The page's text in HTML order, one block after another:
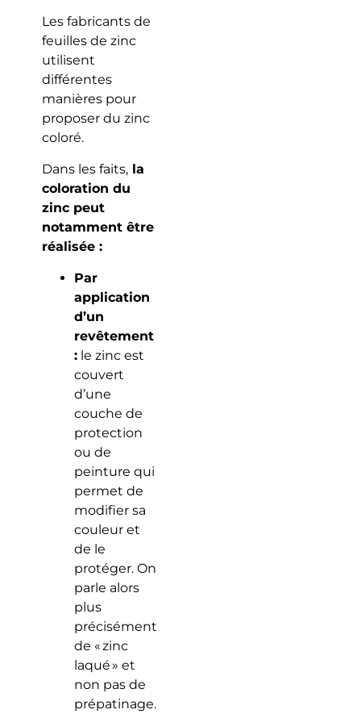
Les fabricants de
feuilles de zinc
utilisent
différentes
manières pour
proposer du zinc
coloré.
Dans les faits,la
coloration du
zinc peut
notamment être
réalisée :
Par
application
d’un
revêtement
:le zinc est
couvert
d’une
couche de
protection
ou de
peinture qui
permet de
modifier sa
couleur et
de le
protéger. On
parle alors
plus
précisément
de « zinc
laqué » et
non pas de
prépatinage.